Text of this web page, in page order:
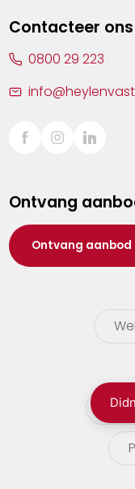
Sint-Truiden
Waasland
Wuustwezel
Zoersel
Contacteer ons
0800 29 223
Ontvang
Ontvang aanbod